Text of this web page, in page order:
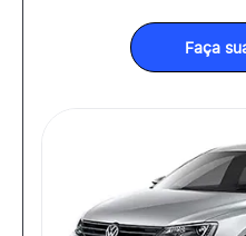
Faça